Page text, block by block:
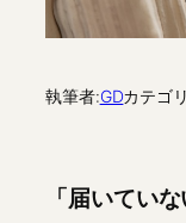
執筆者:GDカテゴ
「届いてい